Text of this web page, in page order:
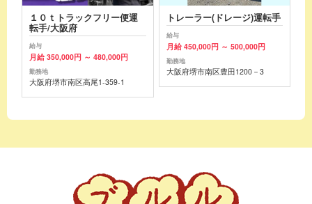
１０ｔトラックフリー便運
転手/大阪府
給与
月給 350,000円 ～ 480,000円
勤務地
大阪府堺市南区高尾1-359-1
トレーラー(ドレージ)運転手
給与
月給 450,000円 ～ 500,000円
勤務地
大阪府堺市南区豊田1200－3